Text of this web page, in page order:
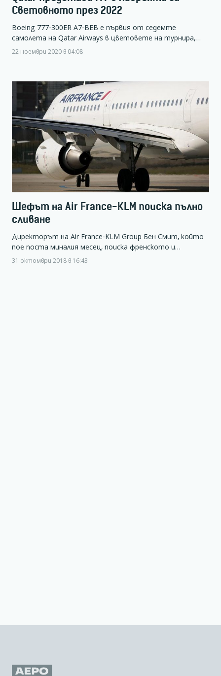
Световното през 2022
Boeing 777-300ER A7-BEB е първия от седемте
самолета на Qatar Airways в цветовете на турнира,…
22 ноември 2020 в 04:08
Шефът на Air France-KLM поиска пълно
сливане
Директорът на Air France-KLM Group Бен Смит, който
пое поста миналия месец, поиска френското и…
31 октомври 2018 в 16:43